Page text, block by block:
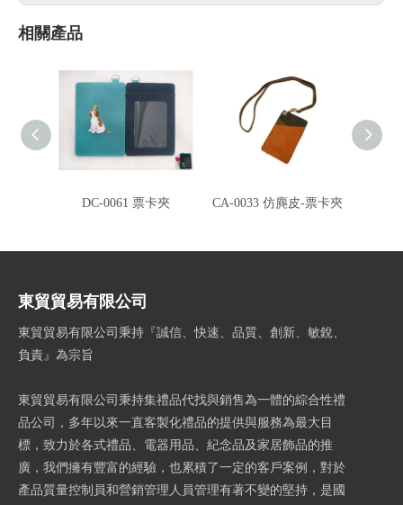
相關產品
DC-0061 票卡夾 CA-0033 仿麂皮-票卡夾
東貿貿易有限公司
東貿貿易有限公司秉持『誠信、快速、品質、創新、敏銳、
負責』為宗旨
東貿貿易有限公司秉持集禮品代找與銷售為一體的綜合性禮
品公司，多年以來一直客製化禮品的提供與服務為最大目
標，致力於各式禮品、電器用品、紀念品及家居飾品的推
廣，我們擁有豐富的經驗，也累積了一定的客戶案例，對於
產品質量控制員和營銷管理人員管理有著不變的堅持，是國